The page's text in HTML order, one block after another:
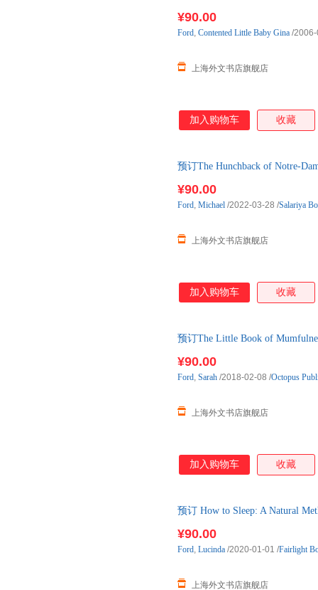
¥90.00
上海外文书店旗舰店
Ford, Contented Little Baby Gina /
加入购物车 收藏
预订The Hunchback of Notre-
¥90.00
上海外文书店旗舰店
Ford, Michael /2022-03-28 /Salariya
加入购物车 收藏
预订The Little Book of
¥90.00
上海外文书店旗舰店
Ford, Sarah /2018-02-08 /Octopus
加入购物车 收藏
预订 How to Sleep: A Natural
¥90.00
上海外文书店旗舰店
Ford, Lucinda /2020-01-01 /Fairlight